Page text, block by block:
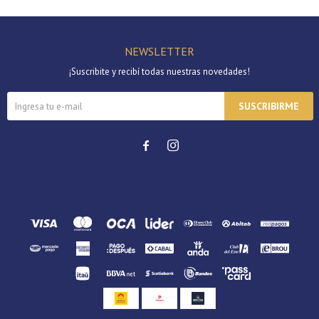
NEWSLETTER
¡Suscribite y recibí todas nuestras novedades!
SUSCRIBIRME
 
Continuar